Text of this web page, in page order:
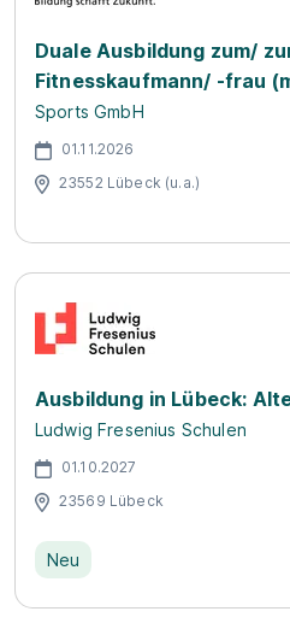
Duale Ausbildung zum/
Fitnesskaufmann/ -frau
Sports GmbH
01.11.2026
23552 Lübeck (u.a.)
Ausbildung in Lübeck:
Ludwig Fresenius Schulen
01.10.2027
23569 Lübeck
Neu